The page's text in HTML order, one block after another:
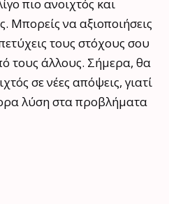
πιο ανοιχτός και
Μπορείς να αξιοποιήσεις
τους στόχους σου
τους άλλους. Σήμερα, θα
σε νέες απόψεις, γιατί
λύση στα προβλήματα